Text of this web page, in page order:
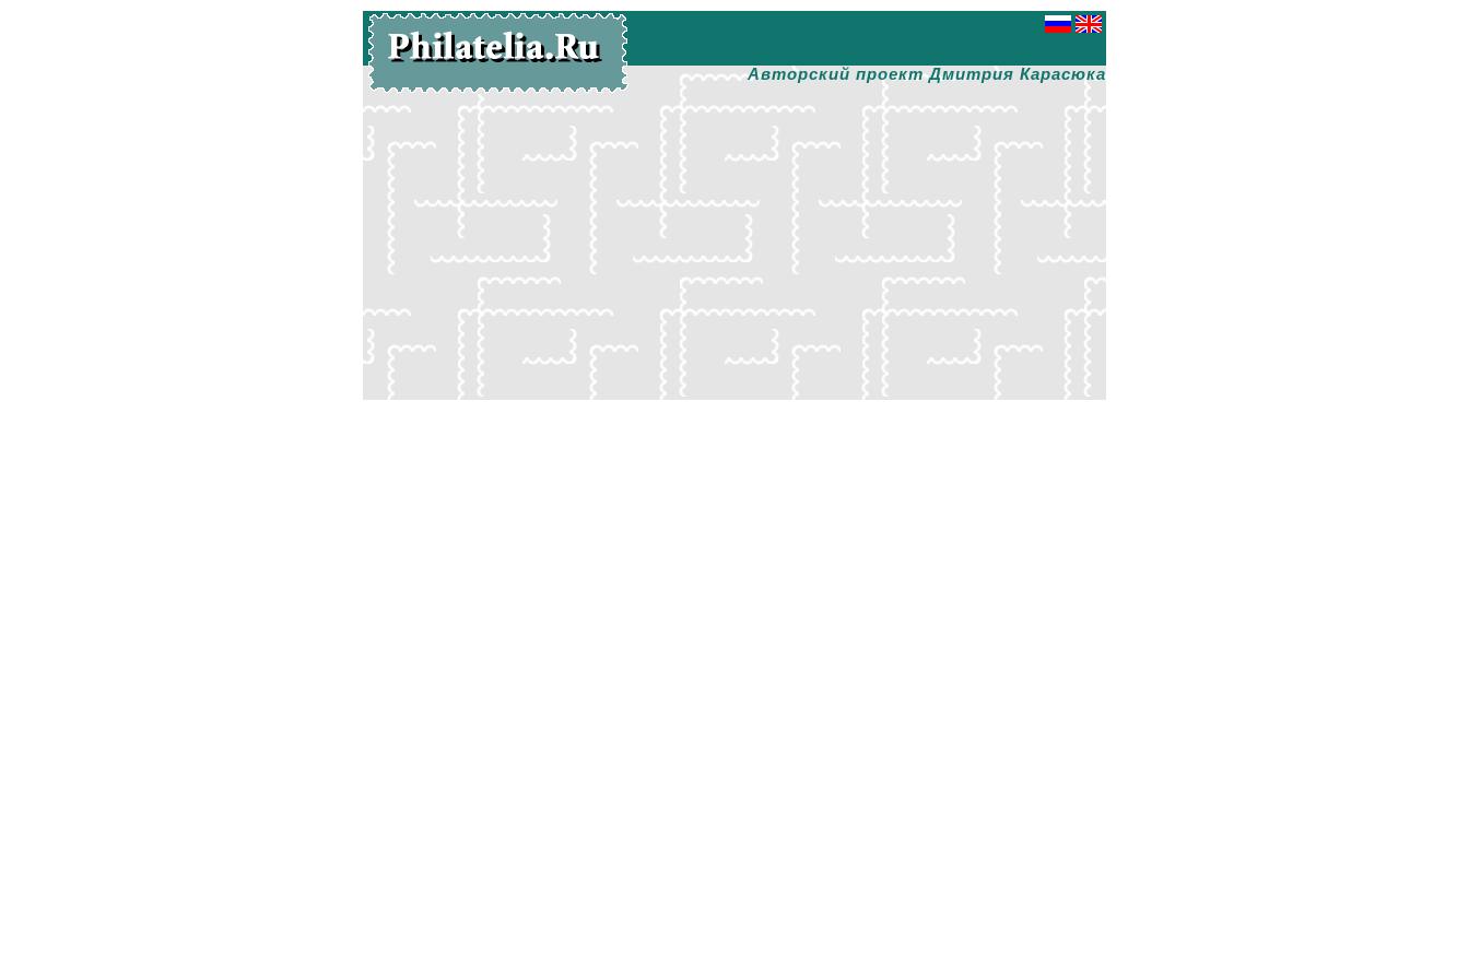
Авторский проект Дмитрия Карасюка